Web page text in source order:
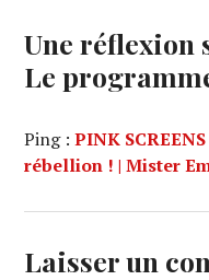
Une réflexion
Le
Ping :PINK
rébellion ! | Mister
Laisser un